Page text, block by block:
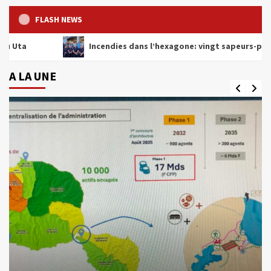
FLASH NEWS
Incendies dans l’hexagone: vingt sapeurs-pompiers
A LA UNE